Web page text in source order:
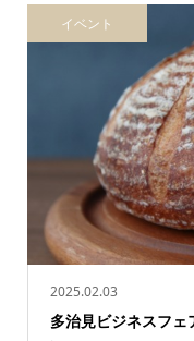
2025.02.03
多治見ビジネスフ
イベント